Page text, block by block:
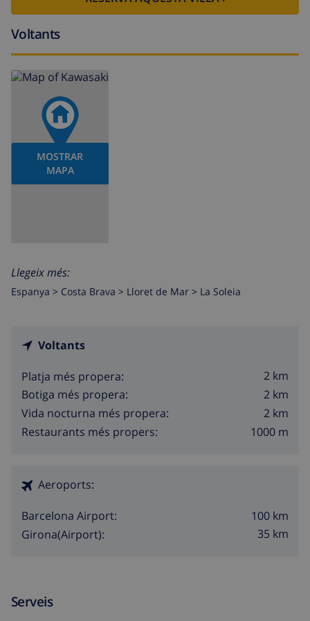
Voltants
MOSTRAR
MAPA
Llegeix més:
Espanya > Costa Brava > Lloret de Mar > La Soleia
Voltants
Platja més propera:
2 km
Botiga més propera:
2 km
Vida nocturna més propera:
2 km
Restaurants més propers:
1000 m
Aeroports:
Barcelona Airport:
100 km
Girona(Airport):
35 km
Serveis